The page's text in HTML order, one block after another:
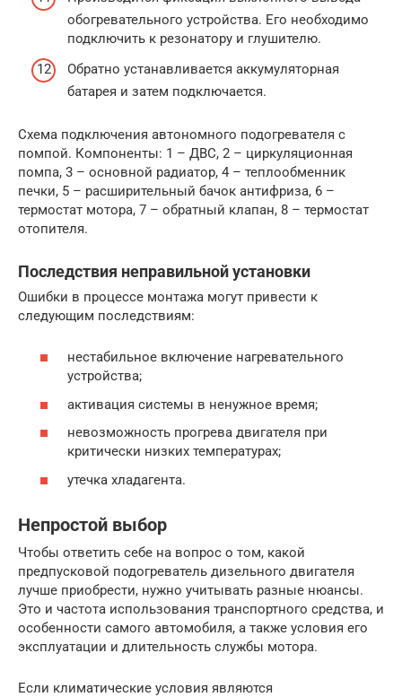
обогревательного устройства. Его необходимо
подключить к резонатору и глушителю.
Обратно устанавливается аккумуляторная
батарея и затем подключается.
Схема подключения автономного подогревателя с
помпой. Компоненты: 1 – ДВС, 2 – циркуляционная
помпа, 3 – основной радиатор, 4 – теплообменник
печки, 5 – расширительный бачок антифриза, 6 –
термостат мотора, 7 – обратный клапан, 8 – термостат
отопителя.
Последствия неправильной установки
Ошибки в процессе монтажа могут привести к
следующим последствиям:
нестабильное включение нагревательного
устройства;
активация системы в ненужное время;
невозможность прогрева двигателя при
критически низких температурах;
утечка хладагента.
Непростой выбор
Чтобы ответить себе на вопрос о том, какой
предпусковой подогреватель дизельного двигателя
лучше приобрести, нужно учитывать разные нюансы.
Это и частота использования транспортного средства, и
особенности самого автомобиля, а также условия его
эксплуатации и длительность службы мотора.
Если климатические условия являются